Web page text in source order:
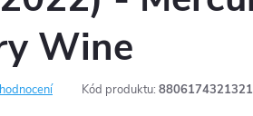
Wine
Kód produktu: 8806174321321